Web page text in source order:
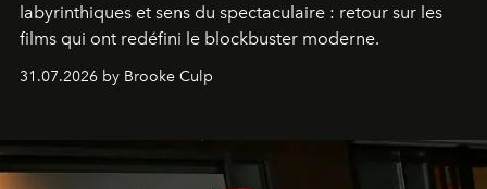
labyrinthiques et sens du spectaculaire : retour sur les
films qui ont redéfini le blockbuster moderne.
31.07.2026 by Brooke Culp